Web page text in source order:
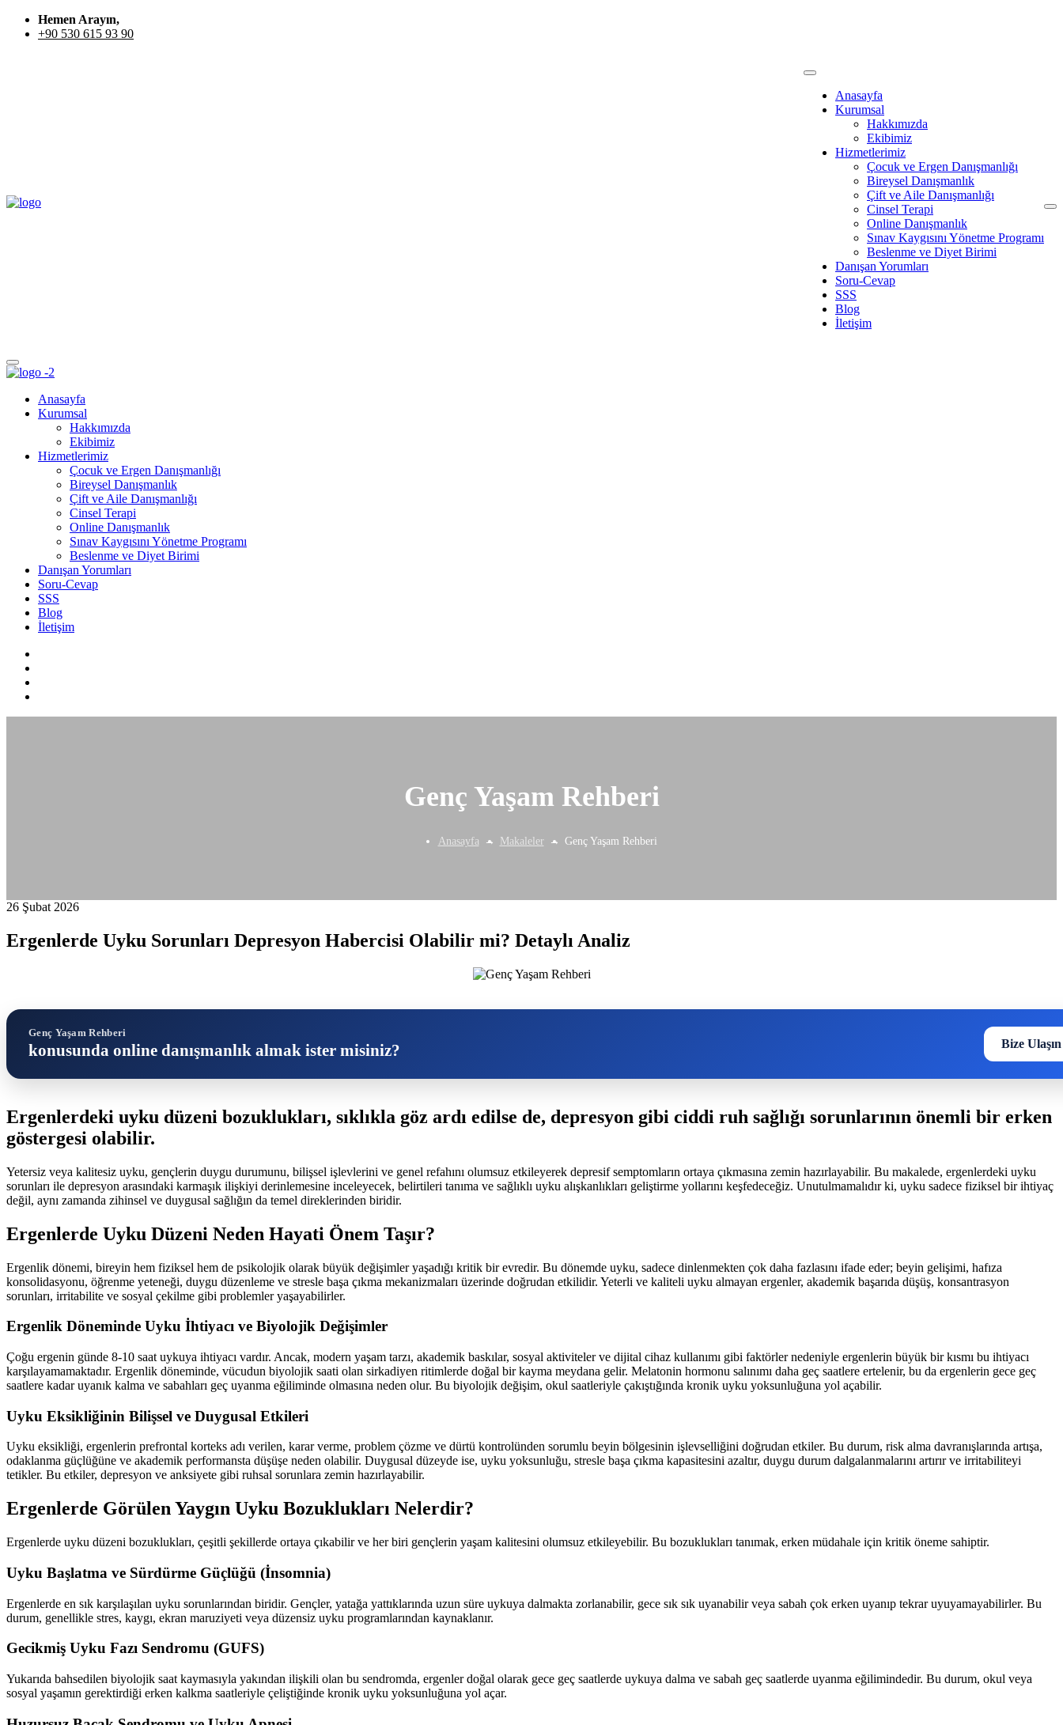
Hemen Arayın,
+90 530 615 93 90
Anasayfa
Kurumsal
Hakkımızda
Ekibimiz
Hizmetlerimiz
Çocuk ve Ergen Danışmanlığı
Bireysel Danışmanlık
Çift ve Aile Danışmanlığı
Cinsel Terapi
Online Danışmanlık
Sınav Kaygısını Yönetme Programı
Beslenme ve Diyet Birimi
Danışan Yorumları
Soru-Cevap
SSS
Blog
İletişim
Anasayfa
Kurumsal
Hakkımızda
Ekibimiz
Hizmetlerimiz
Çocuk ve Ergen Danışmanlığı
Bireysel Danışmanlık
Çift ve Aile Danışmanlığı
Cinsel Terapi
Online Danışmanlık
Sınav Kaygısını Yönetme Programı
Beslenme ve Diyet Birimi
Danışan Yorumları
Soru-Cevap
SSS
Blog
İletişim
Genç Yaşam Rehberi
Anasayfa Makaleler Genç Yaşam Rehberi
26 Şubat 2026
Ergenlerde Uyku Sorunları Depresyon Habercisi Olabilir mi? Detaylı Analiz
Genç Yaşam Rehberi
konusunda online danışmanlık almak ister misiniz? Bize Ulaşın
Ergenlerdeki uyku düzeni bozuklukları, sıklıkla göz ardı edilse de, depresyon gibi ciddi ruh sağlığı sorunlarının önemli bir erken
göstergesi olabilir.
Yetersiz veya kalitesiz uyku, gençlerin duygu durumunu, bilişsel işlevlerini ve genel refahını olumsuz etkileyerek depresif semptomların ortaya çıkmasına zemin hazırlayabilir. Bu makalede, ergenlerdeki uyku
sorunları ile depresyon arasındaki karmaşık ilişkiyi derinlemesine inceleyecek, belirtileri tanıma ve sağlıklı uyku alışkanlıkları geliştirme yollarını keşfedeceğiz. Unutulmamalıdır ki, uyku sadece fiziksel bir ihtiyaç
değil, aynı zamanda zihinsel ve duygusal sağlığın da temel direklerinden biridir.
Ergenlerde Uyku Düzeni Neden Hayati Önem Taşır?
Ergenlik dönemi, bireyin hem fiziksel hem de psikolojik olarak büyük değişimler yaşadığı kritik bir evredir. Bu dönemde uyku, sadece dinlenmekten çok daha fazlasını ifade eder; beyin gelişimi, hafıza
konsolidasyonu, öğrenme yeteneği, duygu düzenleme ve stresle başa çıkma mekanizmaları üzerinde doğrudan etkilidir. Yeterli ve kaliteli uyku almayan ergenler, akademik başarıda düşüş, konsantrasyon
sorunları, irritabilite ve sosyal çekilme gibi problemler yaşayabilirler.
Ergenlik Döneminde Uyku İhtiyacı ve Biyolojik Değişimler
Çoğu ergenin günde 8-10 saat uykuya ihtiyacı vardır. Ancak, modern yaşam tarzı, akademik baskılar, sosyal aktiviteler ve dijital cihaz kullanımı gibi faktörler nedeniyle ergenlerin büyük bir kısmı bu ihtiyacı
karşılayamamaktadır. Ergenlik döneminde, vücudun biyolojik saati olan sirkadiyen ritimlerde doğal bir kayma meydana gelir. Melatonin hormonu salınımı daha geç saatlere ertelenir, bu da ergenlerin gece geç
saatlere kadar uyanık kalma ve sabahları geç uyanma eğiliminde olmasına neden olur. Bu biyolojik değişim, okul saatleriyle çakıştığında kronik uyku yoksunluğuna yol açabilir.
Uyku Eksikliğinin Bilişsel ve Duygusal Etkileri
Uyku eksikliği, ergenlerin prefrontal korteks adı verilen, karar verme, problem çözme ve dürtü kontrolünden sorumlu beyin bölgesinin işlevselliğini doğrudan etkiler. Bu durum, risk alma davranışlarında artışa,
odaklanma güçlüğüne ve akademik performansta düşüşe neden olabilir. Duygusal düzeyde ise, uyku yoksunluğu, stresle başa çıkma kapasitesini azaltır, duygu durum dalgalanmalarını artırır ve irritabiliteyi
tetikler. Bu etkiler, depresyon ve anksiyete gibi ruhsal sorunlara zemin hazırlayabilir.
Ergenlerde Görülen Yaygın Uyku Bozuklukları Nelerdir?
Ergenlerde uyku düzeni bozuklukları, çeşitli şekillerde ortaya çıkabilir ve her biri gençlerin yaşam kalitesini olumsuz etkileyebilir. Bu bozuklukları tanımak, erken müdahale için kritik öneme sahiptir.
Uyku Başlatma ve Sürdürme Güçlüğü (İnsomnia)
Ergenlerde en sık karşılaşılan uyku sorunlarından biridir. Gençler, yatağa yattıklarında uzun süre uykuya dalmakta zorlanabilir, gece sık sık uyanabilir veya sabah çok erken uyanıp tekrar uyuyamayabilirler. Bu
durum, genellikle stres, kaygı, ekran maruziyeti veya düzensiz uyku programlarından kaynaklanır.
Gecikmiş Uyku Fazı Sendromu (GUFS)
Yukarıda bahsedilen biyolojik saat kaymasıyla yakından ilişkili olan bu sendromda, ergenler doğal olarak gece geç saatlerde uykuya dalma ve sabah geç saatlerde uyanma eğilimindedir. Bu durum, okul veya
sosyal yaşamın gerektirdiği erken kalkma saatleriyle çeliştiğinde kronik uyku yoksunluğuna yol açar.